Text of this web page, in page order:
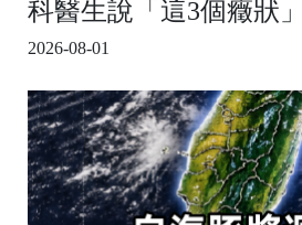
科醫生說「這3個癥狀
2026-08-01